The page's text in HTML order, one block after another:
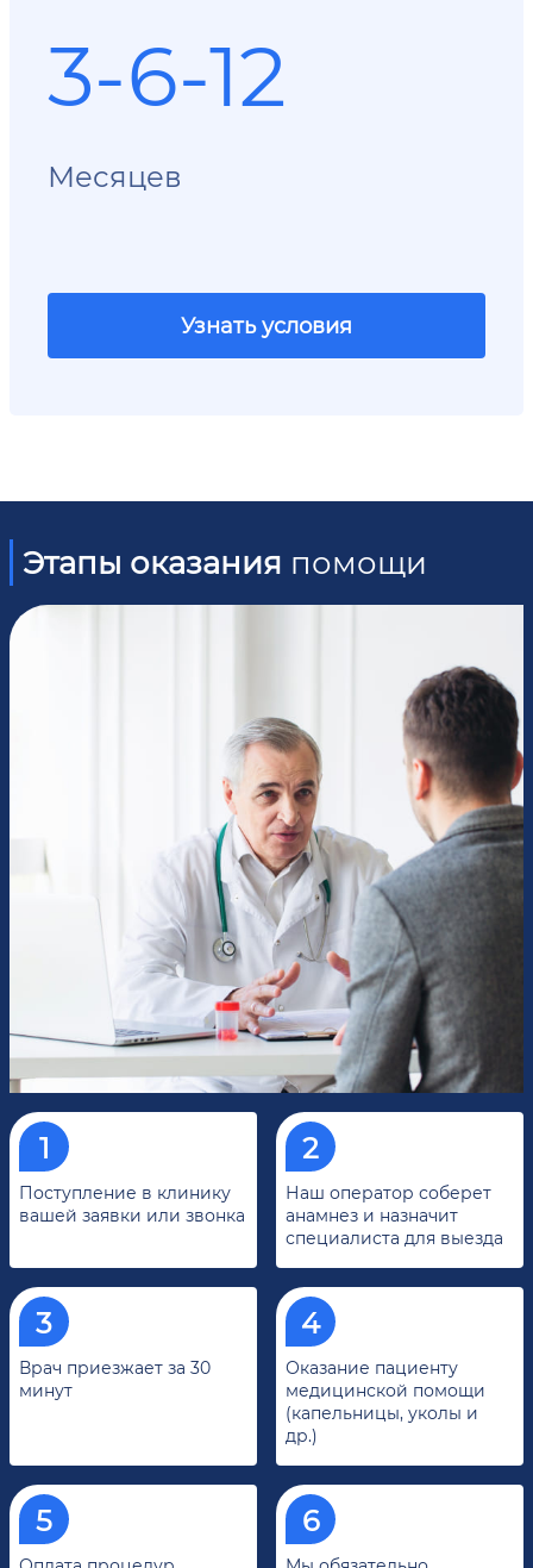
3-6-12
Месяцев
Узнать условия
Этапы оказания помощи
Поступление в клинику
вашей заявки или звонка
Наш оператор соберет
анамнез и назначит
специалиста для выезда
Врач приезжает за 30
минут
Оказание пациенту
медицинской помощи
(капельницы, уколы и
др.)